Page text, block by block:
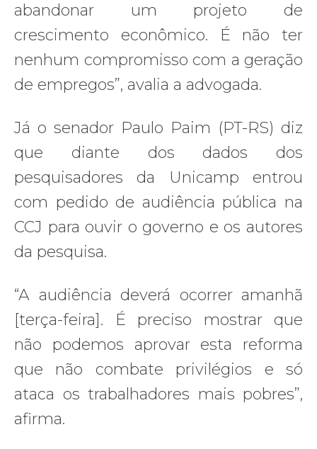
abandonar um projeto de
crescimento econômico. É não ter
nenhum compromisso com a geração
de empregos”, avalia a advogada.
Já o senador Paulo Paim (PT-RS) diz
que diante dos dados dos
pesquisadores da Unicamp entrou
com pedido de audiência pública na
CCJ para ouvir o governo e os autores
da pesquisa.
“A audiência deverá ocorrer amanhã
[terça-feira]. É preciso mostrar que
não podemos aprovar esta reforma
que não combate privilégios e só
ataca os trabalhadores mais pobres”,
afirma.